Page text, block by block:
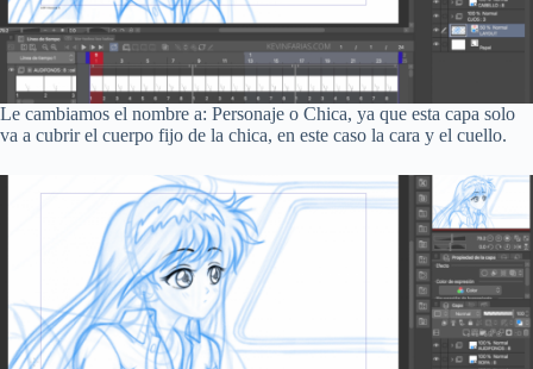
Le cambiamos el nombre a: Personaje o Chica, ya que esta capa solo
va a cubrir el cuerpo fijo de la chica, en este caso la cara y el cuello.